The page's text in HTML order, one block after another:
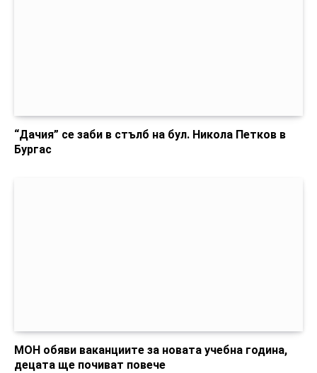
“Дачия” се заби в стълб на бул. Никола Петков в
Бургас
МОН обяви ваканциите за новата учебна година,
децата ще почиват повече